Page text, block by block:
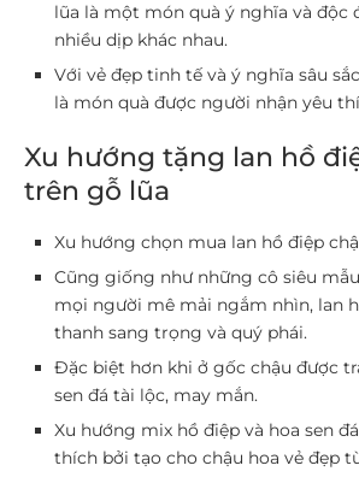
lũa là một món quà ý nghĩa và độc
nhiều dịp khác nhau.
Với vẻ đẹp tinh tế và ý nghĩa sâu
là món quà được người nhận yêu
Xu hướng tặng lan hồ
trên gỗ lũa
Xu hướng chọn mua lan hồ điệp
Cũng giống như những cô siêu
mọi người mê mải ngắm nhìn, lan
thanh sang trọng và quý phái.
Đặc biệt hơn khi ở gốc chậu được
sen đá tài lộc, may mắn.
Xu hướng mix hồ điệp và hoa sen
thích bởi tạo cho chậu hoa vẻ đẹp